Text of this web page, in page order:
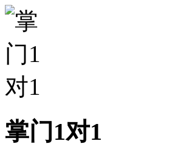
掌门1对1